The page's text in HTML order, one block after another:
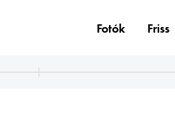
Fotók Friss